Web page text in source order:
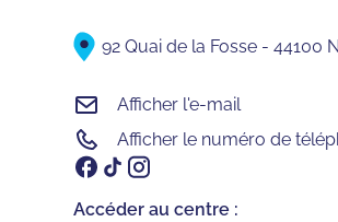
92 Quai de la Fosse - 44100
Afficher l'e-mail
Afficher le numéro de
Accéder au centre :